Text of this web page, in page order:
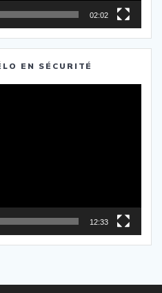
02:02
EN SÉCURITÉ
12:33